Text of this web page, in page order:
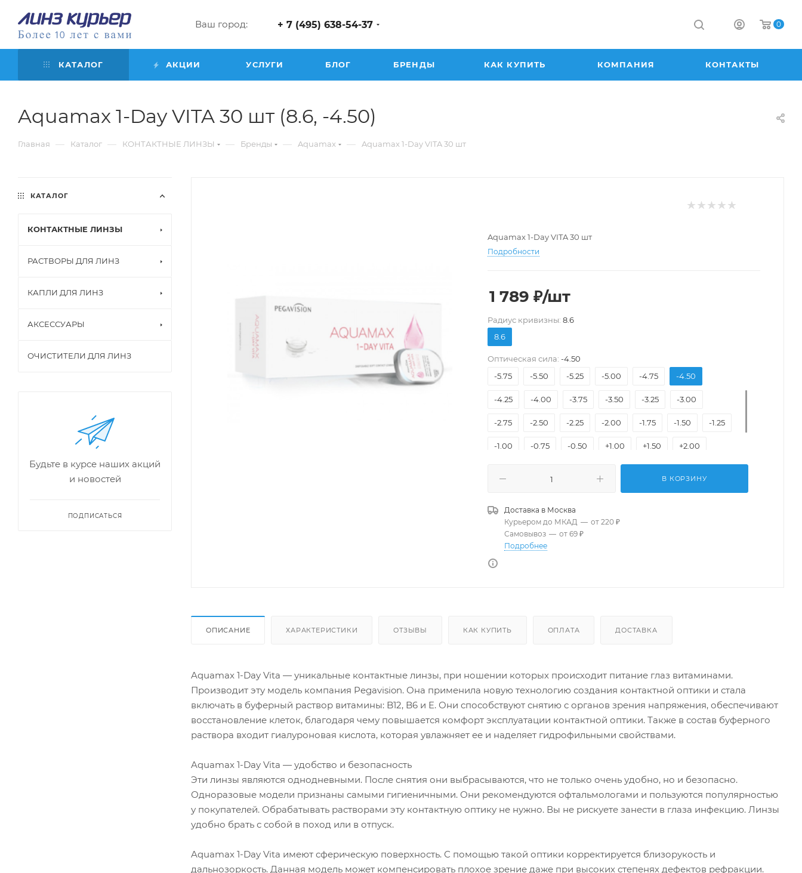
Ваш город: + 7 (495) 638-54-37 0
КАТАЛОГ АКЦИИ УСЛУГИ БЛОГ БРЕНДЫ КАК КУПИТЬ КОМПАНИЯ КОНТАКТЫ
Aquamax 1-Day VITA 30 шт (8.6, -4.50)
Главная — Каталог — КОНТАКТНЫЕ ЛИНЗЫ — Бренды — Aquamax — Aquamax 1-Day VITA 30 шт
Aquamax 1-Day VITA 30 шт
Подробности
1 789 ₽/шт
Pадиус кривизны: 8.6
8.6
Оптическая сила: -4.50
-12.00
-5.75 -5.50 -5.25 -5.00 -4.75 -4.50
-4.25 -4.00 -3.75 -3.50 -3.25 -3.00
-2.75 -2.50 -2.25 -2.00 -1.75 -1.50 -1.25
-1.00 -0.75 -0.50 +1.00 +1.50 +2.00
В КОРЗИНУ
Доставка в Москва
Курьером до МКАД — от 220 ₽
Самовывоз — от 69 ₽
Подробнее
ОПИСАНИЕ ХАРАКТЕРИСТИКИ ОТЗЫВЫ КАК КУПИТЬ ОПЛАТА ДОСТАВКА
Aquamax 1-Day Vita — уникальные контактные линзы, при ношении которых происходит питание глаз витаминами.
Производит эту модель компания Pegavision. Она применила новую технологию создания контактной оптики и стала
включать в буферный раствор витамины: B12, B6 и E. Они способствуют снятию с органов зрения напряжения, обеспечивают
восстановление клеток, благодаря чему повышается комфорт эксплуатации контактной оптики. Также в состав буферного
раствора входит гиалуроновая кислота, которая увлажняет ее и наделяет гидрофильными свойствами.
Aquamax 1-Day Vita — удобство и безопасность
Эти линзы являются однодневными. После снятия они выбрасываются, что не только очень удобно, но и безопасно.
Одноразовые модели признаны самыми гигиеничными. Они рекомендуются офтальмологами и пользуются популярностью
у покупателей. Обрабатывать растворами эту контактную оптику не нужно. Вы не рискуете занести в глаза инфекцию. Линзы
удобно брать с собой в поход или в отпуск.
Aquamax 1-Day Vita имеют сферическую поверхность. С помощью такой оптики корректируется близорукость и
дальнозоркость. Данная модель может компенсировать плохое зрение даже при высоких степенях дефектов рефракции.
КАТАЛОГ
КОНТАКТНЫЕ ЛИНЗЫ
РАСТВОРЫ ДЛЯ ЛИНЗ
КАПЛИ ДЛЯ ЛИНЗ
АКСЕССУАРЫ
ОЧИСТИТЕЛИ ДЛЯ ЛИНЗ
Будьте в курсе наших акций
и новостей
ПОДПИСАТЬСЯ